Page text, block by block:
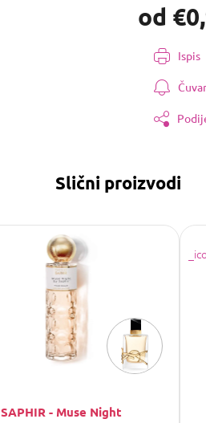
od
cijenu:
Ispis
Slični proizvodi
SAPHIR - Muse Night